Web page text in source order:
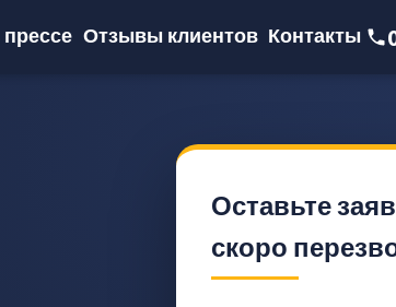
Отзывы клиентов Контакты
Оставьте
скоро